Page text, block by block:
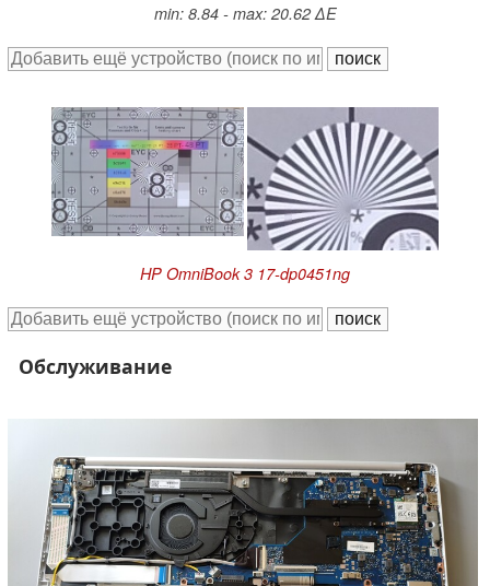
min: 8.84 - max: 20.62 ∆E
HP OmniBook 3 17-dp0451ng
Обслуживание